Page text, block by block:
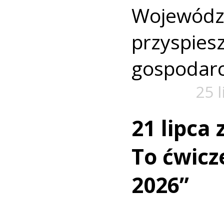
25
21 lipca
To
2026”